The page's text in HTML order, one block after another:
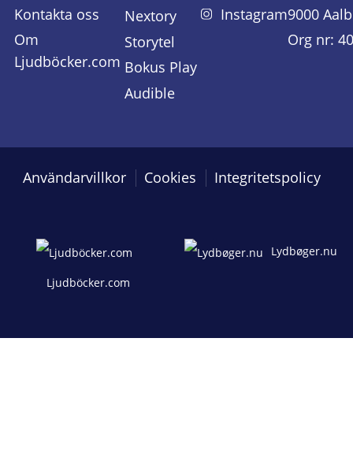
Kontakta oss
Om
Ljudböcker.com
Nextory
Storytel
Bokus Play
Audible
Instagram9000
Org nr:
Användarvillkor Cookies Integritetspolicy
Ljudböcker.com
Lydbøger.nu